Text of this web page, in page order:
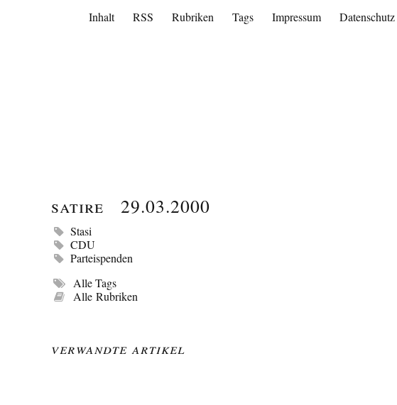
Inhalt RSS Rubriken Tags Impressum Datenschutz
Satire 29.03.2000
Stasi
CDU
Parteispenden
Alle Tags
Alle Rubriken
Verwandte Artikel